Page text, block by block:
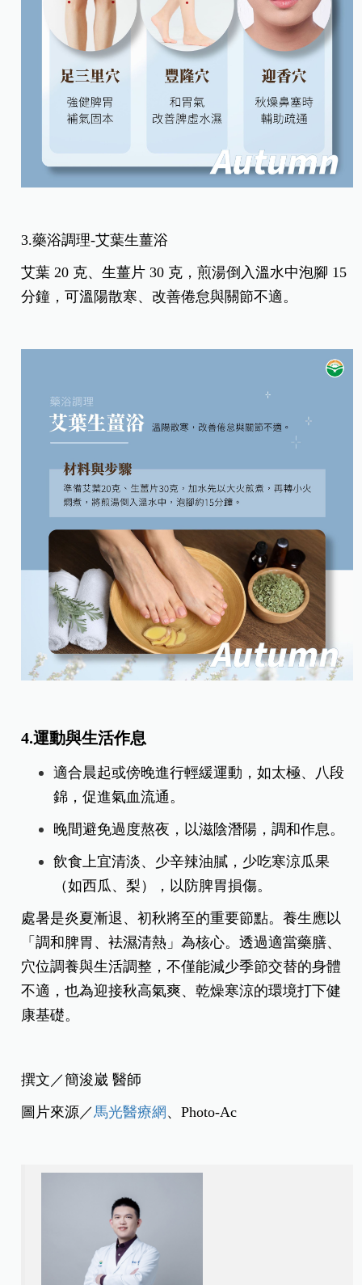
3.藥浴調理-艾葉生薑浴
艾葉 20 克、生薑片 30 克，煎湯倒入溫水中泡腳 15
分鐘，可溫陽散寒、改善倦怠與關節不適。
4.運動與生活作息
適合晨起或傍晚進行輕緩運動，如太極、八段
錦，促進氣血流通。
晚間避免過度熬夜，以滋陰潛陽，調和作息。
飲食上宜清淡、少辛辣油膩，少吃寒涼瓜果
（如西瓜、梨），以防脾胃損傷。
處暑是炎夏漸退、初秋將至的重要節點。養生應以
「調和脾胃、袪濕清熱」為核心。透過適當藥膳、
穴位調養與生活調整，不僅能減少季節交替的身體
不適，也為迎接秋高氣爽、乾燥寒涼的環境打下健
康基礎。
撰文／簡浚崴 醫師
圖片來源／馬光醫療網 、Photo-Ac